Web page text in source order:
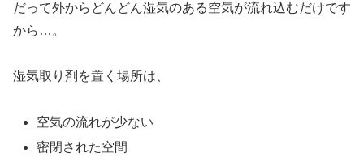
だって外からどんどん湿気のある空気が流れ込むだけです
から…。
湿気取り剤を置く場所は、
空気の流れが少ない
密閉された空間